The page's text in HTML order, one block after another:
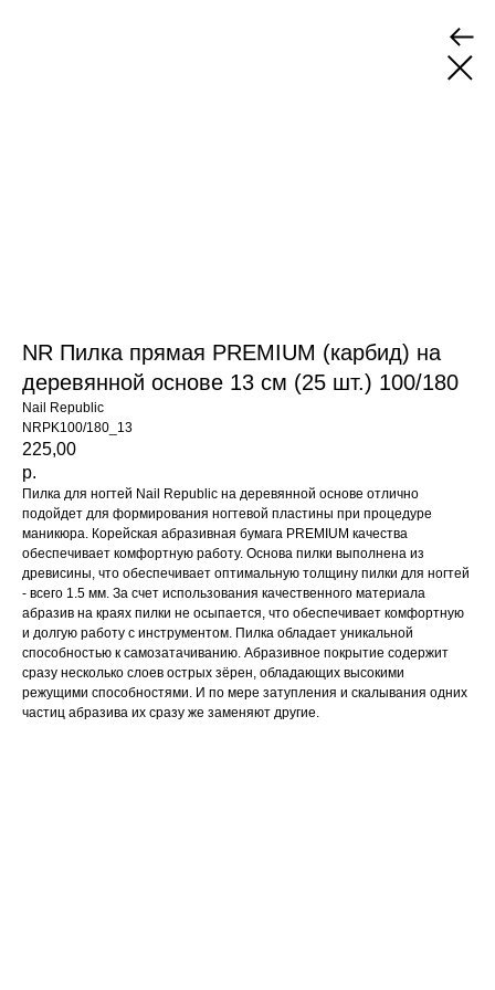
NR Пилка прямая PREMIUM (карбид) на
деревянной основе 13 см (25 шт.) 100/180
Nail Republic
NRPK100/180_13
225,00
р.
Пилка для ногтей Nail Republic на деревянной основе отлично
подойдет для формирования ногтевой пластины при процедуре
маникюра. Корейская абразивная бумага PREMIUM качества
обеспечивает комфортную работу. Основа пилки выполнена из
древисины, что обеспечивает оптимальную толщину пилки для ногтей
- всего 1.5 мм. За счет использования качественного материала
абразив на краях пилки не осыпается, что обеспечивает комфортную
и долгую работу с инструментом. Пилка обладает уникальной
способностью к самозатачиванию. Абразивное покрытие содержит
сразу несколько слоев острых зёрен, обладающих высокими
режущими способностями. И по мере затупления и скалывания одних
частиц абразива их сразу же заменяют другие.